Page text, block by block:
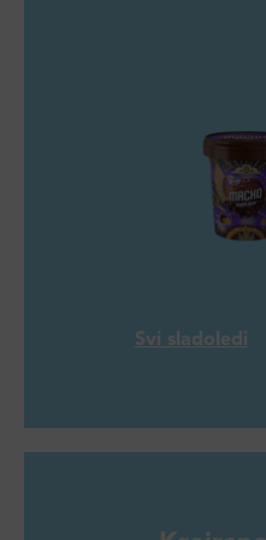
Svi sladoledi